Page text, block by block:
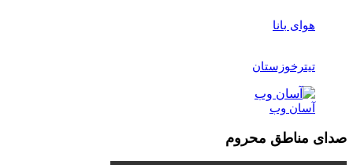
هوای بانا
تیترخوزستان
آسان وب
صدای مناطق محروم